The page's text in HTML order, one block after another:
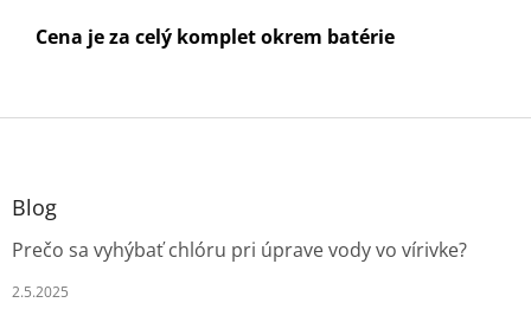
Cena je za celý komplet okrem batérie
Z
Blog
Prečo sa vyhýbať chlóru pri úprave vody vo vírivke?
2.5.2025